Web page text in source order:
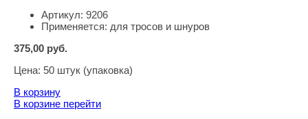
Артикул: 9206
Применяется: для тросов и шнуров
375,00 руб.
Цена: 50 штук (упаковка)
В корзину
В корзине перейти